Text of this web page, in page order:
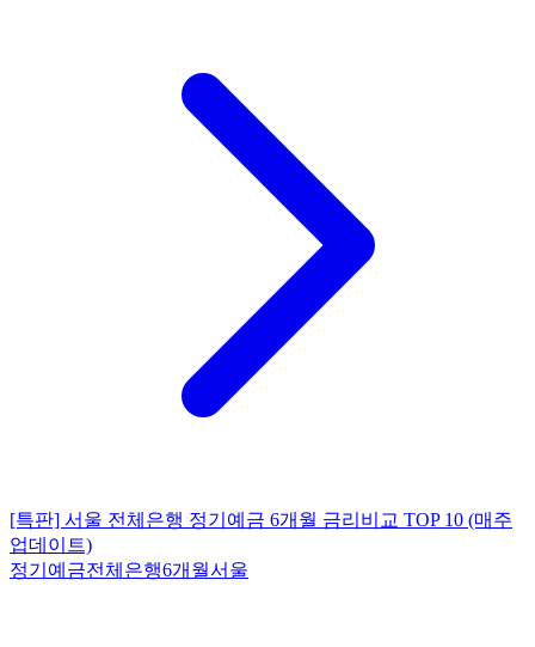
[특판] 서울 전체은행 정기예금 6개월 금리비교 TOP 10 (매주
업데이트)
정기예금전체은행6개월서울